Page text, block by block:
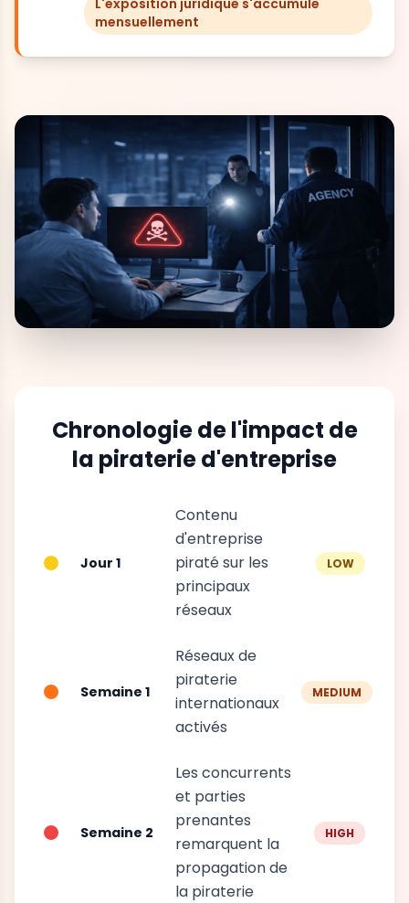
mensuellement
Chronologie de l'impact de
la piraterie d'entreprise
Jour 1
Contenu
d'entreprise
piraté sur les
principaux
réseaux
LOW
Semaine 1
Réseaux de
piraterie
internationaux
activés
MEDIUM
Semaine 2
Les concurrents
et parties
prenantes
remarquent la
propagation de
la piraterie
HIGH